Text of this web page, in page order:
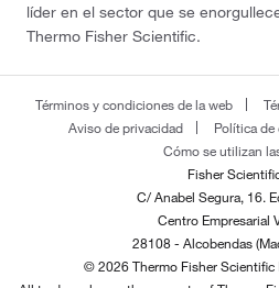
líder en el sector que se
Thermo Fisher Scientific.
Términos y condiciones de la web
Aviso de privacidad
Política
Cómo se utilizan
Fisher
C/ Anabel Segura, 16.
Centro Empresarial
28108 - Alcobendas
© 2026 Thermo Fisher Scientific